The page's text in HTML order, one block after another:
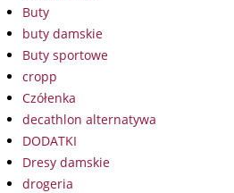
Buty
buty damskie
Buty sportowe
cropp
Czółenka
decathlon alternatywa
DODATKI
Dresy damskie
drogeria